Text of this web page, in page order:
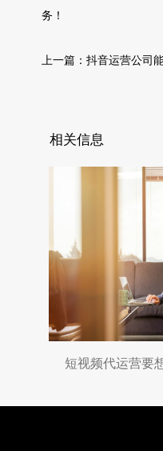
务！
上一篇： 抖音运营公司
相关信息